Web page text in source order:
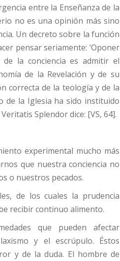
entre la Enseñanza de la
no es una opinión más sino
Un decreto sobre la función
pensar seriamente: ‘Oponer
la conciencia es ad­mitir el
de la Revelación y de su
correcta de la teología y de la
de la Iglesia ha sido instituido
Splendor dice: [VS, 64].
experimental mucho más
que nuestra conciencia no
o nuestros pecados.
de los cuales la prudencia
recibir continuo alimento.
que pueden afectar
y el escrúpulo. Éstos
y de la duda. El hombre de